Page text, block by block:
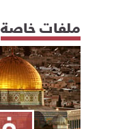
ملفات خاصة